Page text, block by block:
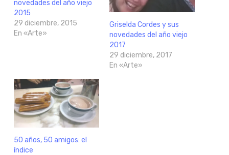
novedades del año viejo
2015
29 diciembre, 2015
En «Arte»
Griselda Cordes y sus
novedades del año viejo
2017
29 diciembre, 2017
En «Arte»
50 años, 50 amigos: el
índice